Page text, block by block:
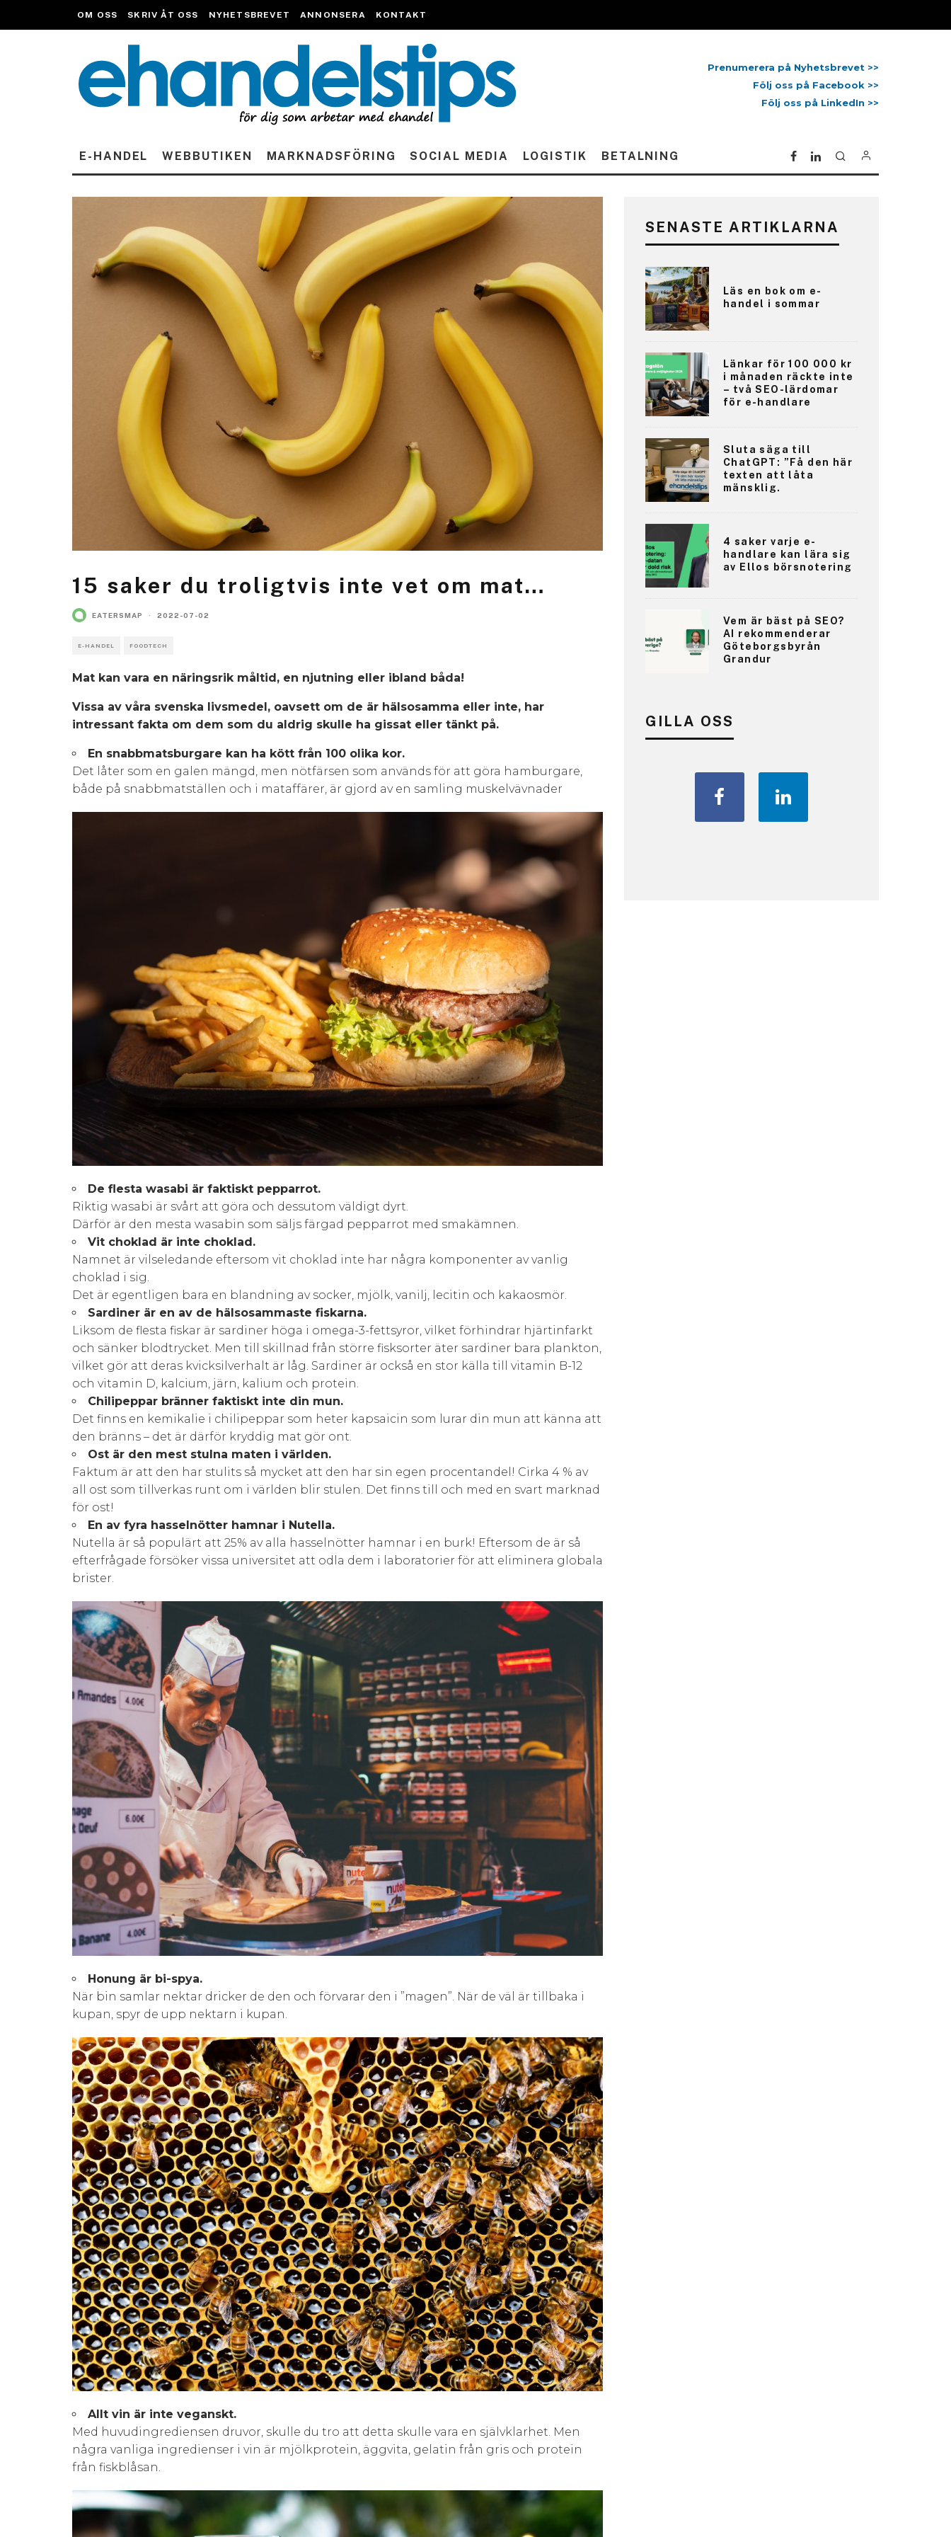
OM OSS SKRIV ÅT OSS NYHETSBREVET ANNONSERA KONTAKT
Prenumerera på Nyhetsbrevet >>
Följ oss på Facebook >>
Följ oss på LinkedIn >>
E-HANDEL WEBBUTIKEN MARKNADSFÖRING SOCIAL MEDIA LOGISTIK BETALNING
15 saker du troligtvis inte vet om mat…
EATERSMAP · 2022-07-02
E-HANDEL FOODTECH
Mat kan vara en näringsrik måltid, en njutning eller ibland båda!
Vissa av våra svenska livsmedel, oavsett om de är hälsosamma eller inte, har
intressant fakta om dem som du aldrig skulle ha gissat eller tänkt på.
En snabbmatsburgare kan ha kött från 100 olika kor.
Det låter som en galen mängd, men nötfärsen som används för att göra hamburgare,
både på snabbmatställen och i mataffärer, är gjord av en samling muskelvävnader
De flesta wasabi är faktiskt pepparrot.
Riktig wasabi är svårt att göra och dessutom väldigt dyrt.
Därför är den mesta wasabin som säljs färgad pepparrot med smakämnen.
Vit choklad är inte choklad.
Namnet är vilseledande eftersom vit choklad inte har några komponenter av vanlig
choklad i sig.
Det är egentligen bara en blandning av socker, mjölk, vanilj, lecitin och kakaosmör.
Sardiner är en av de hälsosammaste fiskarna.
Liksom de flesta fiskar är sardiner höga i omega-3-fettsyror, vilket förhindrar hjärtinfarkt
och sänker blodtrycket. Men till skillnad från större fisksorter äter sardiner bara plankton,
vilket gör att deras kvicksilverhalt är låg. Sardiner är också en stor källa till vitamin B-12
och vitamin D, kalcium, järn, kalium och protein.
Chilipeppar bränner faktiskt inte din mun.
Det finns en kemikalie i chilipeppar som heter kapsaicin som lurar din mun att känna att
den bränns – det är därför kryddig mat gör ont.
Ost är den mest stulna maten i världen.
Faktum är att den har stulits så mycket att den har sin egen procentandel! Cirka 4 % av
all ost som tillverkas runt om i världen blir stulen. Det finns till och med en svart marknad
för ost!
En av fyra hasselnötter hamnar i Nutella.
Nutella är så populärt att 25% av alla hasselnötter hamnar i en burk! Eftersom de är så
efterfrågade försöker vissa universitet att odla dem i laboratorier för att eliminera globala
brister.
Honung är bi-spya.
När bin samlar nektar dricker de den och förvarar den i ”magen”. När de väl är tillbaka i
kupan, spyr de upp nektarn i kupan.
Allt vin är inte veganskt.
Med huvudingrediensen druvor, skulle du tro att detta skulle vara en självklarhet. Men
några vanliga ingredienser i vin är mjölkprotein, äggvita, gelatin från gris och protein
från fiskblåsan.
SENASTE ARTIKLARNA
Läs en bok om e-
handel i sommar
Länkar för 100 000 kr
i månaden räckte inte
– två SEO-lärdomar
för e-handlare
Sluta säga till
ChatGPT: ”Få den här
texten att låta
mänsklig.
4 saker varje e-
handlare kan lära sig
av Ellos börsnotering
Vem är bäst på SEO?
AI rekommenderar
Göteborgsbyrån
Grandur
GILLA OSS